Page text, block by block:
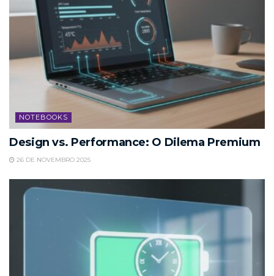
NOTEBOOKS
Design vs. Performance: O Dilema Premium
26 DE NOVEMBRO 2025